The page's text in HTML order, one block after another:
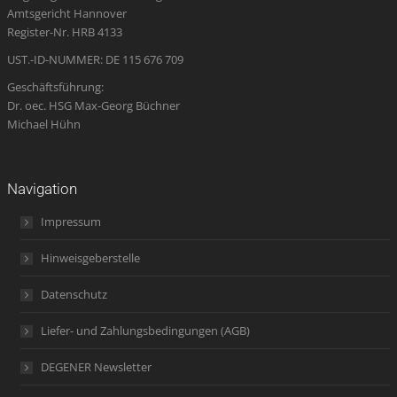
windowwindowwindow
new
Amtsgericht Hannover
Register-Nr. HRB 4133
UST.-ID-NUMMER: DE 115 676 709
Geschäftsführung:
Dr. oec. HSG Max-Georg Büchner
Michael Hühn
Navigation
Impressum
Hinweisgeberstelle
Datenschutz
Liefer- und Zahlungsbedingungen (AGB)
DEGENER Newsletter